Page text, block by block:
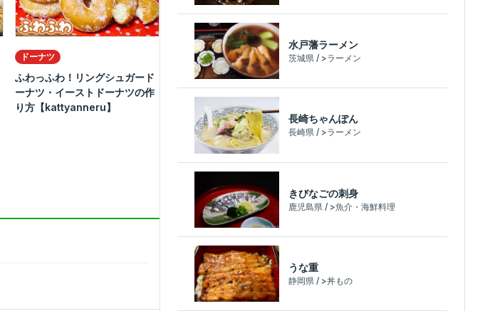
ドーナツ
ふわっふわ！リングシュガード
ーナツ・イーストドーナツの作
り方【kattyanneru】
水戸藩ラーメン
茨城県 / >ラーメン
長崎ちゃんぽん
長崎県 / >ラーメン
きびなごの刺身
鹿児島県 / >魚介・海鮮料理
うな重
静岡県 / >丼もの